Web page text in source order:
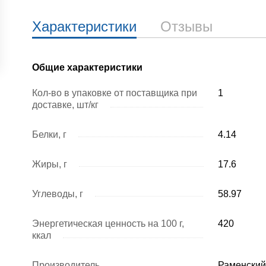
Характеристики Отзывы
Общие характеристики
Кол-во в упаковке от поставщика при
доставке, шт/кг
1
Белки, г 4.14
Жиры, г 17.6
Углеводы, г 58.97
Энергетическая ценность на 100 г,
ккал
420